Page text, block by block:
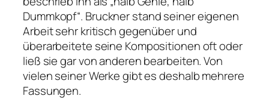
Dummkopf“. Bruckner stand seiner eigenen
Arbeit sehr kritisch gegenüber und
überarbeitete seine Kompositionen oft oder
ließ sie gar von anderen bearbeiten. Von
vielen seiner Werke gibt es deshalb mehrere
Fassungen.